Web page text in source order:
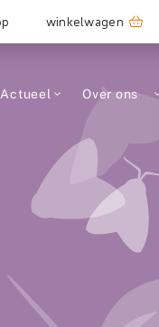
winkelwagen
Actueel Over ons